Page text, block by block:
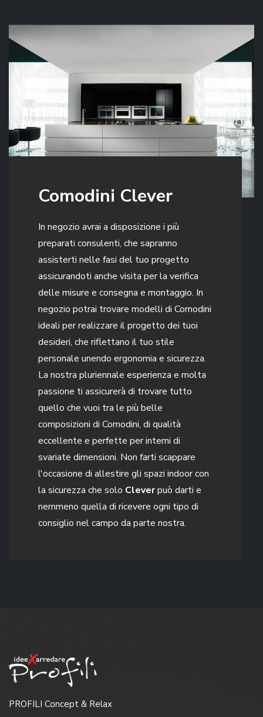
Comodini Clever
In negozio avrai a disposizione i più
preparati consulenti, che sapranno
assisterti nelle fasi del tuo progetto
assicurandoti anche visita per la verifica
delle misure e consegna e montaggio. In
negozio potrai trovare modelli di Comodini
ideali per realizzare il progetto dei tuoi
desideri, che riflettano il tuo stile
personale unendo ergonomia e sicurezza.
La nostra pluriennale esperienza e molta
passione ti assicurerà di trovare tutto
quello che vuoi tra le più belle
composizioni di Comodini, di qualità
eccellente e perfette per interni di
svariate dimensioni. Non farti scappare
l'occasione di allestire gli spazi indoor con
la sicurezza che solo Cleverpuò darti e
nemmeno quella di ricevere ogni tipo di
consiglio nel campo da parte nostra.
PROFILI Concept & Relax